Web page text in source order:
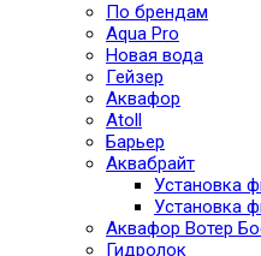
По брендам
Aqua Pro
Новая вода
Гейзер
Аквафор
Atoll
Барьер
Аквабрайт
Установка
Установка
Аквафор Вотер
Гидролок